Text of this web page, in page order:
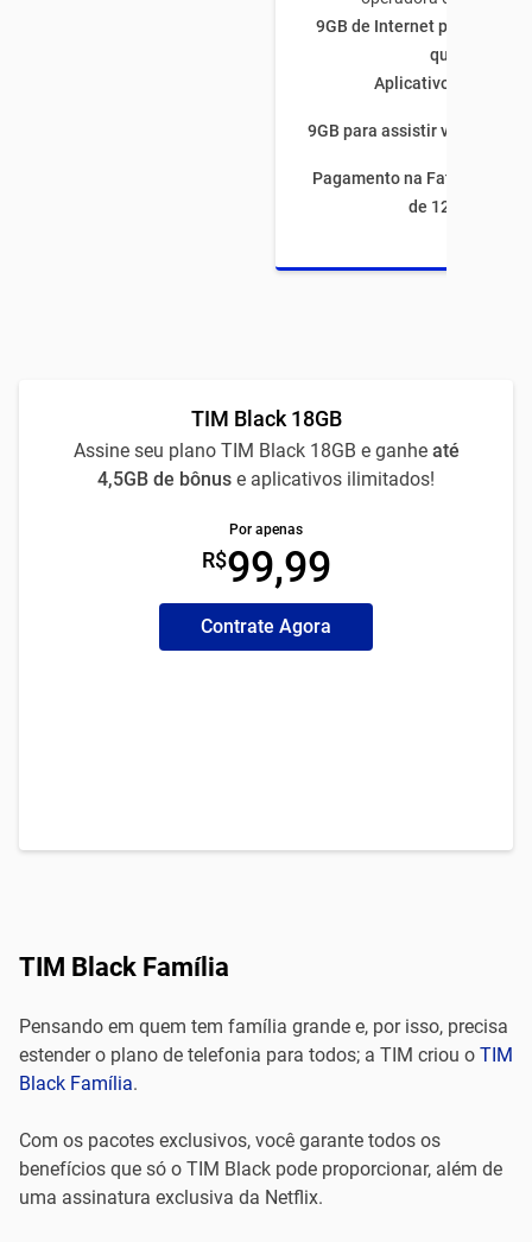
9GB de Internet para utilizar
quiser
Aplicativos
9GB para assistir vídeos por
Pagamento na Fatura com
de 12 meses
TIM Black 18GB
Assine seu plano TIM Black 18GB e ganhe até
4,5GB de bônus e aplicativos ilimitados!
Por apenas
R$99,99
Contrate Agora
TIM Black Família
Pensando em quem tem família grande e, por isso, precisa
estender o plano de telefonia para todos; a TIM criou o TIM
Black Família.
Com os pacotes exclusivos, você garante todos os
benefícios que só o TIM Black pode proporcionar, além de
uma assinatura exclusiva da Netflix.